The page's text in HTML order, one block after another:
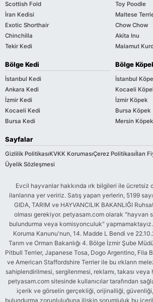
Scottish Fold
İran Kedisi
Exotic Shorthair
Chinchilla
Tekir Kedi
Toy Poodle
Maltese
Chow Chow
Akita Inu
Malamut
Bölge Kedi
İstanbul Kedi
Ankara Kedi
İzmir Kedi
Kocaeli Kedi
Bursa Kedi
Bölge
İstanbul
Kocaeli
İzmir Köpek
Bursa Köpek
Mersin Köpek
Sayfalar
Gizlilik PolitikasıKVKK KorumasıÇerez Politikasıİlan
Üyelik Sözleşmesi
Evcil hayvanlar hakkında ırk bilgileri ile ücretsiz
ilanlarına yer veririz. Satış yapan yerlerin, 5199
GIDA, TARIM ve HAYVANCILIK BAKANLIĞI
olması gerekiyor. petyasam.com olarak "hayvan
bulundurma veya komisyonculuk" yapmamaktayız.
Koruma Kanunu'nun, 14. Madde L Bendi ve
Tarım ve Orman Bakanlığı 4. Bölge İzmir Şube
Pitbull Terrier, Japanese Tosa, Dogo Argentino, Fila
ve American Staffordshire Terrier ile bu ırkların
sahiplendirilmesi, sergilenmesi, reklamı, takası veya
petyasam.com sitesinde kullanıcılar tarafından
içerik ve görselin gerçekliği, orijinalliği,
bulundurma zorunluluğuna ilişkin sorumluluk bu